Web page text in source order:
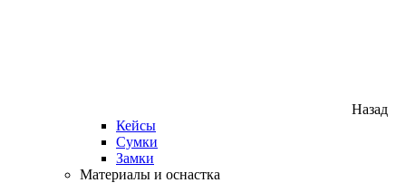
Назад
Кейсы
Сумки
Замки
Материалы и оснастка